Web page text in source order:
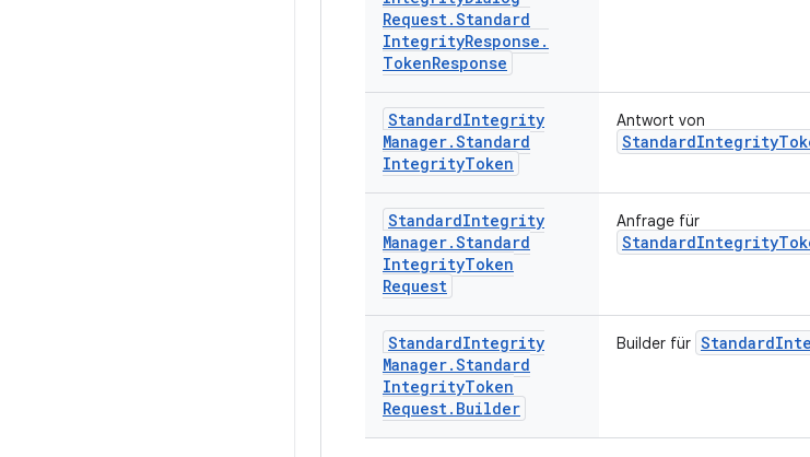
Request.Standard
IntegrityResponse .
TokenResponse
StandardIntegrity
Manager.Standard
IntegrityToken
Antwort von
StandardIntegrity
Manager.Standard
IntegrityToken
Request
Anfrage für
StandardIntegrity
Manager.Standard
IntegrityToken
Request. Builder
Builder für